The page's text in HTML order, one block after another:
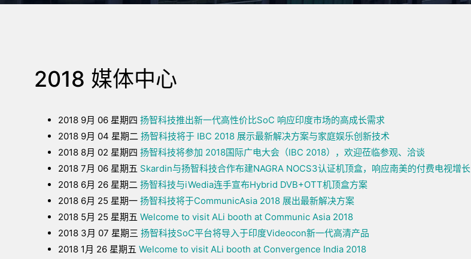
2018 媒体中心
2018 9月 06 星期四 扬智科技推出新一代高性价比SoC 响应印度市场的高成长需求
2018 9月 04 星期二 扬智科技将于 IBC 2018 展示最新解决方案与家庭娱乐创新技术
2018 8月 02 星期四 扬智科技将参加 2018国际广电大会（IBC 2018），欢迎莅临参观、洽谈
2018 7月 06 星期五 Skardin与扬智科技合作布建NAGRA NOCS3认证机顶盒，响应南美的付费电视增长
2018 6月 26 星期二 扬智科技与iWedia连手宣布Hybrid DVB+OTT机顶盒方案
2018 6月 25 星期一 扬智科技将于CommunicAsia 2018 展出最新解决方案
2018 5月 25 星期五 Welcome to visit ALi booth at Communic Asia 2018
2018 3月 07 星期三 扬智科技SoC平台将导入于印度Videocon新一代高清产品
2018 1月 26 星期五 Welcome to visit ALi booth at Convergence India 2018